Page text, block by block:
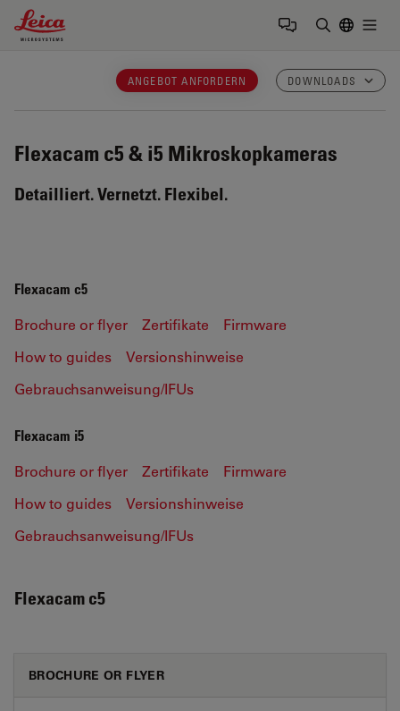
Leica Microsystems Logo
ANGEBOT ANFORDERN DOWNLOADS
Flexacam c5 & i5 Mikroskopkameras
Detailliert. Vernetzt. Flexibel.
Flexacam c5
Brochure or flyer Zertifikate
Firmware
How to guides
Versionshinweise
Gebrauchsanweisung/IFUs
Flexacam i5
Brochure or flyer Zertifikate
Firmware
How to guides
Versionshinweise
Gebrauchsanweisung/IFUs
Flexacam c5
BROCHURE OR FLYER